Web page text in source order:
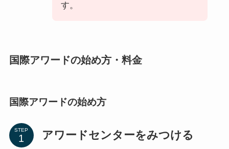
す。
国際アワードの始め方・料金
国際アワードの始め方
STEP アワードセンターをみつける